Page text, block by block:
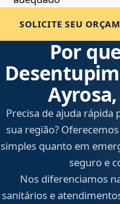
SOLICITE SEU
Por
Ayrosa,
Precisa de ajuda
sua região?
simples quanto em
seguro e
Nos diferenciamos
sanitários e